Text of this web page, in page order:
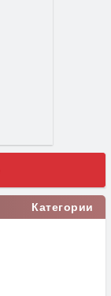
Категории